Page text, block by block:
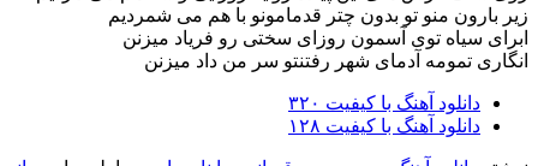
زیر بارون منو تو بدون چتر قدمامونو با هم می شمردیم
ابرای سیاه توی آسمون روزای سختی رو فریاد میزنن
انگاری تمومه آدمای شهر رفتنتو سر من داد میزنن
دانلود آهنگ با کیفیت ۳۲۰
دانلود آهنگ با کیفیت ۱۲۸